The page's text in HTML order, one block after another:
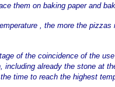
them on baking paper and
, the more the pizzas
of the coincidence of the
including already the stone at
time to reach the highest